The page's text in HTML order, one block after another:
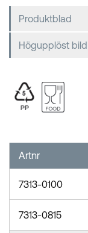
Produktblad
Högupplöst bild
Artnr
7313-0100
7313-0815